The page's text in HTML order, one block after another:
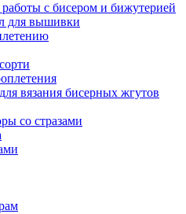
с бисером и бижутерией
для вышивки
вязания бисерных жгутов
со стразами